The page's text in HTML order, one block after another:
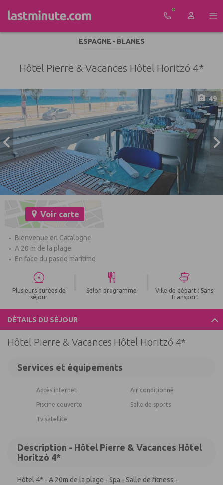
ESPAGNE - BLANES
Hôtel Pierre & Vacances Hôtel Horitzó 4*
49
Voir carte
Bienvenue en Catalogne
A 20 m de la plage
En face du paseo maritimo
Plusieurs durées de
séjour
Selon programme
Ville de départ : Sans
Transport
DÉTAILS DU SÉJOUR
Hôtel Pierre & Vacances Hôtel Horitzó 4*
Services et équipements
Accès internet Air conditionné
Piscine couverte Salle de sports
Tv satellite
Description - Hôtel Pierre & Vacances Hôtel
Horitzó 4*
Hôtel 4* - A 20m de la plage - Spa - Salle de fitness -